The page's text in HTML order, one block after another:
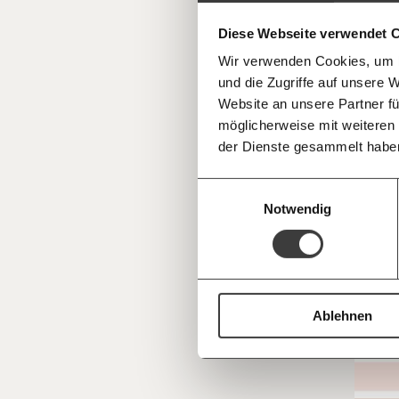
Diese Webseite verwendet
Wir verwenden Cookies,
und die Zugriffe auf unsere
Website an unsere Partner
möglicherweise mit
der Dienste gesammelt
Notwendig
Ablehnen
im Netz. Unabhängig und werbefrei.
Mitgliedsbeitrag.
Du überweist lieber direkt?
Hier unsere IBAN: AT34 4300 0498
Kontoinhaber: Momentum Institut -
Deine Spende absetzen:Fragen und